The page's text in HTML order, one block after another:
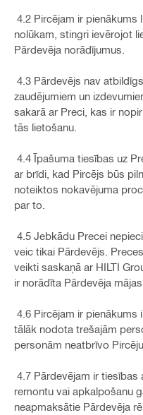
4.2 Pircējam ir
nolūkam, stingri ievērojot
Pārdevēja norādījumus.
4.3 Pārdevējs nav
zaudējumiem un
sakarā ar Preci, kas ir
tās lietošanu.
4.4 Īpašuma tiesības uz
ar brīdi, kad Pircējs būs
noteiktos nokavējuma
par to.
4.5 Jebkādu Precei
veic tikai Pārdevējs.
veikti saskaņā ar HILTI
ir norādīta Pārdevēja
4.6 Pircējam ir pienākums
tālāk nodota trešajām
personām neatbrīvo
4.7 Pārdevējam ir
remontu vai apkalpošanu
neapmaksātie Pārdevēja